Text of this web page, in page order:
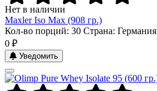
Нет в наличии
Maxler Iso Max (908 гр.)
Кол-во порций: 30 Страна: Германия
0 ₽
Уведомить